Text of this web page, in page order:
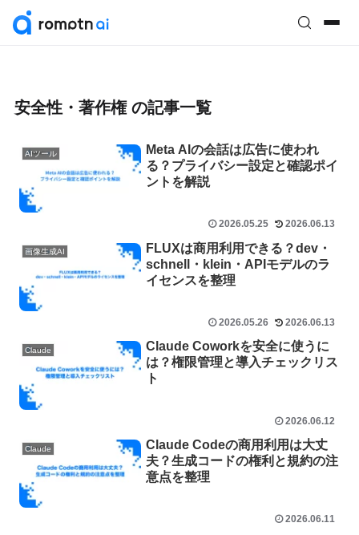
安全性・著作権 の記事一覧
AIツール
Meta AIの会話は広告に使われ
る？プライバシー設定と確認ポイ
ントを解説
2026.05.25 2026.06.13
画像生成AI
FLUXは商用利用できる？dev・
schnell・klein・APIモデルのラ
イセンスを整理
2026.05.26 2026.06.13
Claude
Claude Coworkを安全に使うに
は？権限管理と導入チェックリス
ト
2026.06.12
Claude
Claude Codeの商用利用は大丈
夫？生成コードの権利と規約の注
意点を整理
2026.06.11